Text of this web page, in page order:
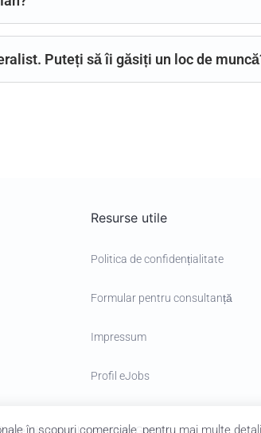
Puteți să îi găsiți un loc de
Resurse utile
Politica de confidențialitate
Formular pentru consultanță
Impressum
Profil eJobs
din grupul mediClub GmbH